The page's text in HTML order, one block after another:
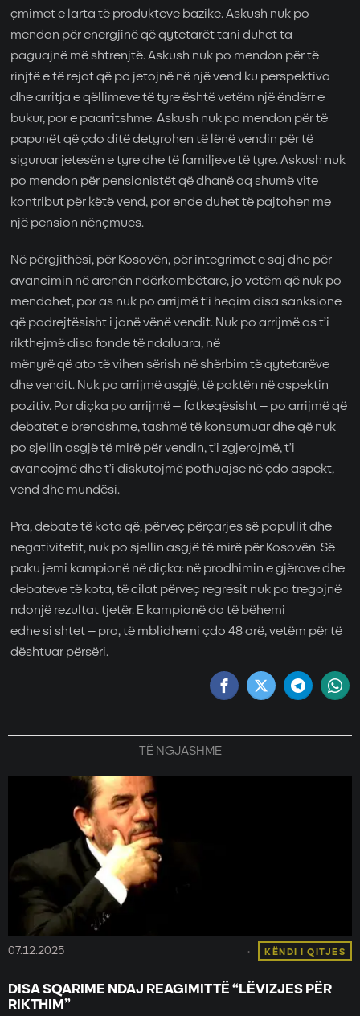
çmimet e larta të produkteve bazike. Askush nuk po
mendon për energjinë që qytetarët tani duhet ta
paguajnë më shtrenjtë. Askush nuk po mendon për të
rinjtë e të rejat që po jetojnë në një vend ku perspektiva
dhe arritja e qëllimeve të tyre është vetëm një ëndërr e
bukur, por e paarritshme. Askush nuk po mendon për të
papunët që çdo ditë detyrohen të lënë vendin për të
siguruar jetesën e tyre dhe të familjeve të tyre. Askush nuk
po mendon për pensionistët që dhanë aq shumë vite
kontribut për këtë vend, por ende duhet të pajtohen me
një pension nënçmues.
Në përgjithësi, për Kosovën, për integrimet e saj dhe për
avancimin në arenën ndërkombëtare, jo vetëm që nuk po
mendohet, por as nuk po arrijmë t’i heqim disa sanksione
që padrejtësisht i janë vënë vendit. Nuk po arrijmë as t’i
rikthejmë disa fonde të ndaluara, në
mënyrë që ato të vihen sërish në shërbim të qytetarëve
dhe vendit. Nuk po arrijmë asgjë, të paktën në aspektin
pozitiv. Por diçka po arrijmë – fatkeqësisht – po arrijmë që
debatet e brendshme, tashmë të konsumuar dhe që nuk
po sjellin asgjë të mirë për vendin, t’i zgjerojmë, t’i
avancojmë dhe t’i diskutojmë pothuajse në çdo aspekt,
vend dhe mundësi.
Pra, debate të kota që, përveç përçarjes së popullit dhe
negativitetit, nuk po sjellin asgjë të mirë për Kosovën. Së
paku jemi kampionë në diçka: në prodhimin e gjërave dhe
debateve të kota, të cilat përveç regresit nuk po tregojnë
ndonjë rezultat tjetër. E kampionë do të bëhemi
edhe si shtet – pra, të mblidhemi çdo 48 orë, vetëm për të
dështuar përsëri.
TË NGJASHME
07.12.2025 KËNDI I QITJES
DISA SQARIME NDAJ REAGIMIT TË “LËVIZJES PËR
RIKTHIM”